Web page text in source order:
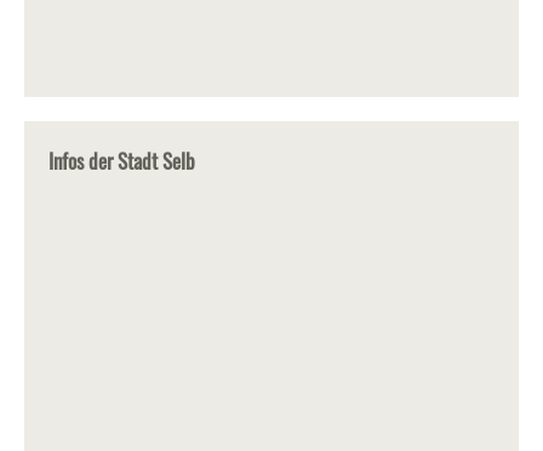
Infos der Stadt Selb